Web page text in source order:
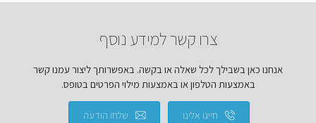
צרו קשר למידע נוסף
אנחנו כאן בשבילך לכל שאלה או בקשה. באפשרותך ליצור עמנו קשר
באמצעות הטלפון או באמצעות מילוי הפרטים בטופס.
חייגו אלינו שלחו הודעה